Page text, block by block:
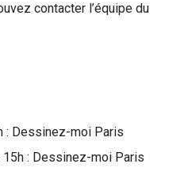
contacter l’équipe du
: Dessinez-moi Paris
: Dessinez-moi Paris